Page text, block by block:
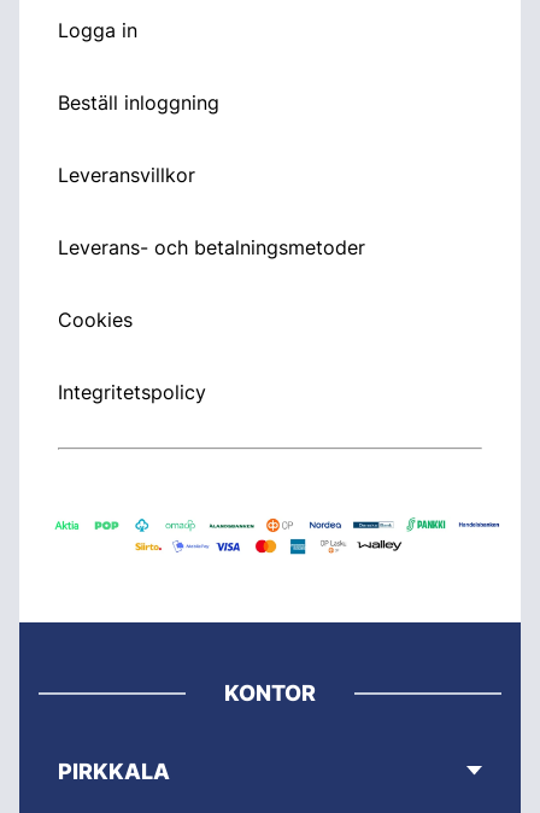
Logga in
Beställ inloggning
Leveransvillkor
Leverans- och betalningsmetoder
Cookies
Integritetspolicy
KONTOR
PIRKKALA